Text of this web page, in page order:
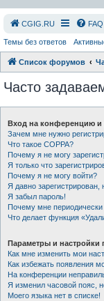
СGIG.RU FAQ
Темы без ответов
Список форумов
Часто
Вход на конференцию и
Зачем мне нужно
Что такое COPPA?
Почему я не могу
Я только что
Почему я не могу войти?
Я давно
Я забыл пароль!
Почему мне периодически
Что делает функция
Параметры и настройки
Как мне изменить мои
Как избежать появления
На конференции
Я изменил часовой пояс,
Моего языка нет в списке!